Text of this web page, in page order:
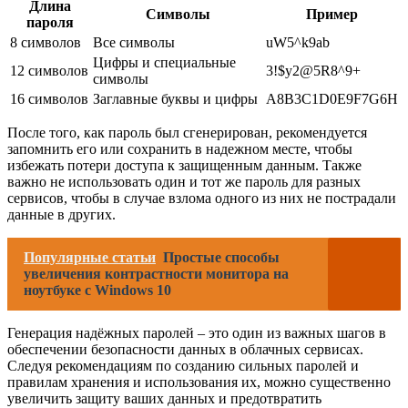
Длина
пароля
Символы
Пример
8 символов
Все символы
uW5^k9ab
12 символов
Цифры и специальные
символы
3!$y2@5R8^9+
16 символов Заглавные буквы и цифры A8B3C1D0E9F7G6H
После того, как пароль был сгенерирован, рекомендуется
запомнить его или сохранить в надежном месте, чтобы
избежать потери доступа к защищенным данным. Также
важно не использовать один и тот же пароль для разных
сервисов, чтобы в случае взлома одного из них не пострадали
данные в других.
Популярные статьи Простые способы
увеличения контрастности монитора на
ноутбуке с Windows 10
Генерация надёжных паролей – это один из важных шагов в
обеспечении безопасности данных в облачных сервисах.
Следуя рекомендациям по созданию сильных паролей и
правилам хранения и использования их, можно существенно
увеличить защиту ваших данных и предотвратить